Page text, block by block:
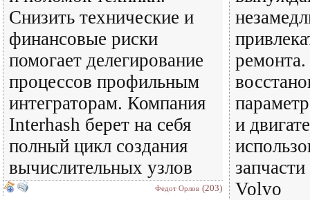
Снизить технические и
финансовые риски
помогает делегирование
процессов профильным
интеграторам. Компания
Interhash берет на себя
полный цикл создания
вычислительных узлов
Федот Орлов (203)
и
Volvo